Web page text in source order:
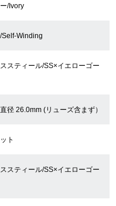
/Ivory
Self-Winding
スティール/SS×イエローゴー
径 26.0mm (リューズ含まず）
ト
スティール/SS×イエローゴー